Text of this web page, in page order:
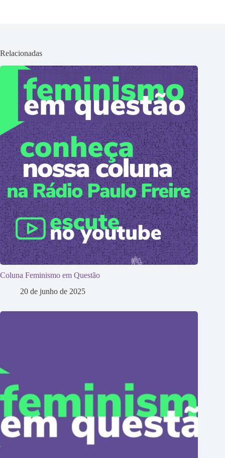
Relacionadas
Coluna Feminismo em Questão
20 de junho de 2025